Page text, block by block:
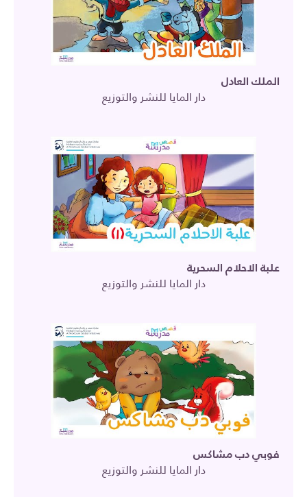
الملك العادل
دار المايا للنشر والتوزيع
علبة الاحلام السحرية
دار المايا للنشر والتوزيع
فوبي دب مشاكس
دار المايا للنشر والتوزيع